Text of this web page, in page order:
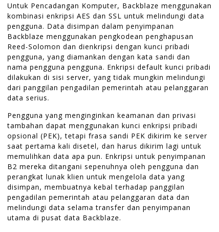
Untuk Pencadangan Komputer, Backblaze menggunakan
kombinasi enkripsi AES dan SSL untuk melindungi data
pengguna. Data disimpan dalam penyimpanan
Backblaze menggunakan pengkodean penghapusan
Reed-Solomon dan dienkripsi dengan kunci pribadi
pengguna, yang diamankan dengan kata sandi dan
nama pengguna pengguna. Enkripsi default kunci pribadi
dilakukan di sisi server, yang tidak mungkin melindungi
dari panggilan pengadilan pemerintah atau pelanggaran
data serius.
Pengguna yang menginginkan keamanan dan privasi
tambahan dapat menggunakan kunci enkripsi pribadi
opsional (PEK), tetapi frasa sandi PEK dikirim ke server
saat pertama kali disetel, dan harus dikirim lagi untuk
memulihkan data apa pun. Enkripsi untuk penyimpanan
B2 mereka ditangani sepenuhnya oleh pengguna dan
perangkat lunak klien untuk mengelola data yang
disimpan, membuatnya kebal terhadap panggilan
pengadilan pemerintah atau pelanggaran data dan
melindungi data selama transfer dan penyimpanan
utama di pusat data Backblaze.